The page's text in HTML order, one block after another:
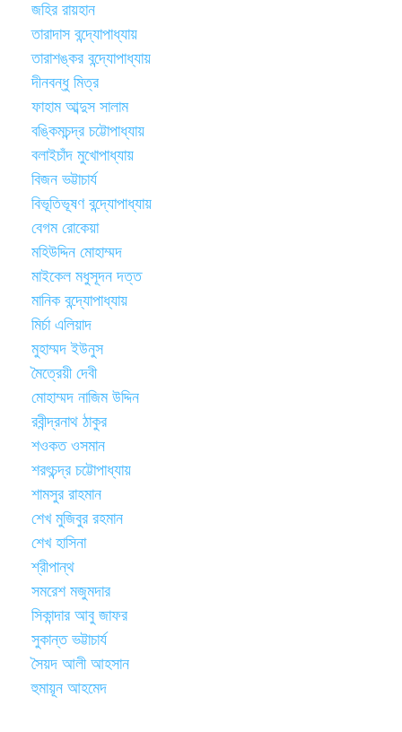
জহির রায়হান
তারাদাস বন্দ্যোপাধ্যায়
তারাশঙ্কর বন্দ্যোপাধ্যায়
দীনবন্ধু মিত্র
ফাহাম আব্দুস সালাম
বঙ্কিমচন্দ্র চট্টোপাধ্যায়
বলাইচাঁদ মুখোপাধ্যায়
বিজন ভট্টাচার্য
বিভূতিভূষণ বন্দ্যোপাধ্যায়
বেগম রোকেয়া
মহিউদ্দিন মোহাম্মদ
মাইকেল মধুসূদন দত্ত
মানিক বন্দ্যোপাধ্যায়
মির্চা এলিয়াদ
মুহাম্মদ ইউনুস
মৈত্রেয়ী দেবী
মোহাম্মদ নাজিম উদ্দিন
রবীন্দ্রনাথ ঠাকুর
শওকত ওসমান
শরৎচন্দ্র চট্টোপাধ্যায়
শামসুর রাহমান
শেখ মুজিবুর রহমান
শেখ হাসিনা
শ্রীপান্থ
সমরেশ মজুমদার
সিকান্দার আবু জাফর
সুকান্ত ভট্টাচার্য
সৈয়দ আলী আহসান
হুমায়ূন আহমেদ